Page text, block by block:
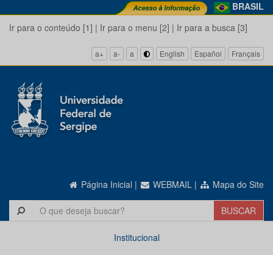
BRASIL
Ir para o conteúdo [1] | Ir para o menu [2] | Ir para a busca [3]
a+ a- a English Español Français
Página Inicial | WEBMAIL | Mapa do Site
Institucional